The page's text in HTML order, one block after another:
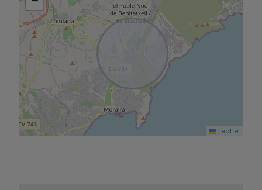
Leaflet